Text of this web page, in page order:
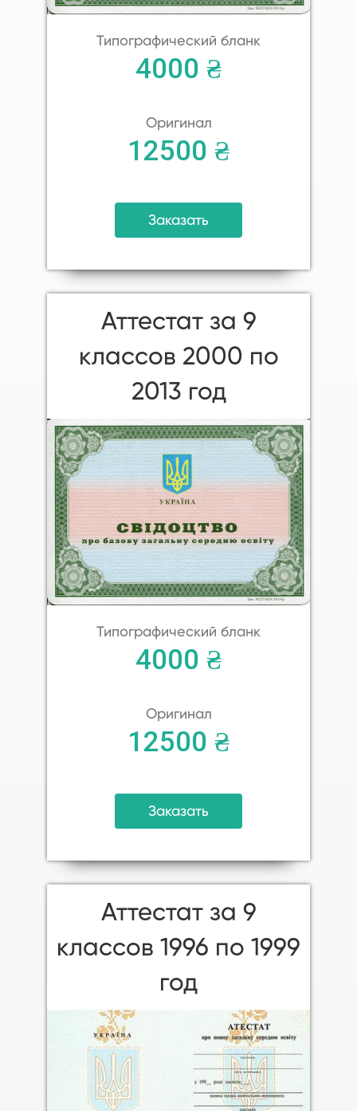
Типографический бланк
4000 ₴
Оригинал
12500 ₴
Заказать
Аттестат за 9
классов 2000 по
2013 год
Типографический бланк
4000 ₴
Оригинал
12500 ₴
Заказать
Аттестат за 9
классов 1996 по 1999
год